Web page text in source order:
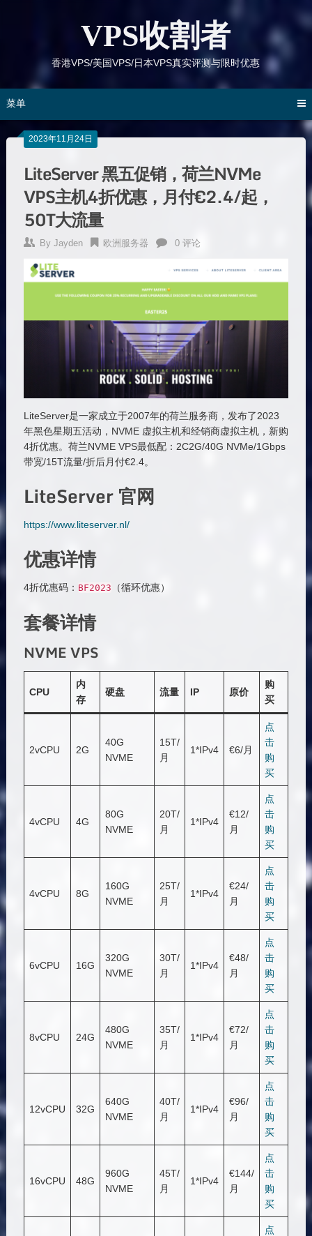
VPS收割者
香港VPS/美国VPS/日本VPS真实评测与限时优惠
菜单
2023年11月24日
LiteServer 黑五促销，荷兰NVMe
VPS主机4折优惠，月付€2.4/起，
50T大流量
By Jayden 欧洲服务器 0 评论
LiteServer是一家成立于2007年的荷兰服务商，发布了2023
年黑色星期五活动，NVME 虚拟主机和经销商虚拟主机，新购
4折优惠。荷兰NVME VPS最低配：2C2G/40G NVMe/1Gbps
带宽/15T流量/折后月付€2.4。
LiteServer 官网
https://www.liteserver.nl/
优惠详情
4折优惠码： BF2023 （循环优惠）
套餐详情
NVME VPS
CPU
内
存
硬盘 流量 IP 原价
购
买
2vCPU 2G
40G
NVME
15T/
月
1*IPv4 €6/月
点
击
购
买
4vCPU 4G
80G
NVME
20T/
月
1*IPv4
€12/
月
点
击
购
买
4vCPU 8G
160G
NVME
25T/
月
1*IPv4
€24/
月
点
击
购
买
6vCPU 16G
320G
NVME
30T/
月
1*IPv4
€48/
月
点
击
购
买
8vCPU 24G
480G
NVME
35T/
月
1*IPv4
€72/
月
点
击
购
买
12vCPU 32G
640G
NVME
40T/
月
1*IPv4
€96/
月
点
击
购
买
16vCPU 48G
960G
NVME
45T/
月
1*IPv4
€144/
月
点
击
购
买
点